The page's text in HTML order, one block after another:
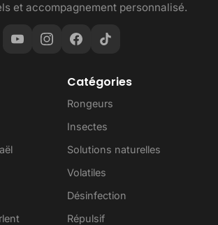
et accompagnement personnalisé.
Catégories
Rongeurs
Insectes
Solutions naturelles
Volatiles
Désinfection
Répulsif